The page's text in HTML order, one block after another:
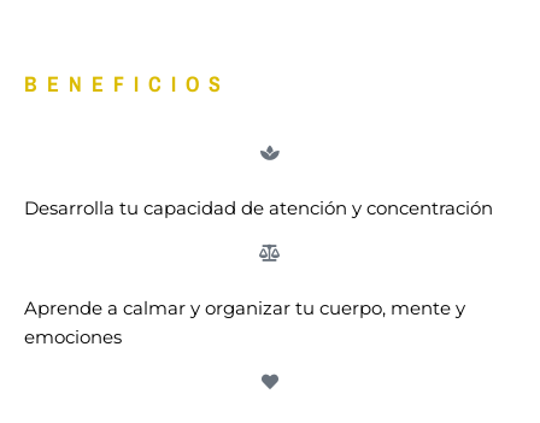
BENEFICIOS
Desarrolla tu capacidad de atención y concentración
Aprende a calmar y organizar tu cuerpo, mente y
emociones